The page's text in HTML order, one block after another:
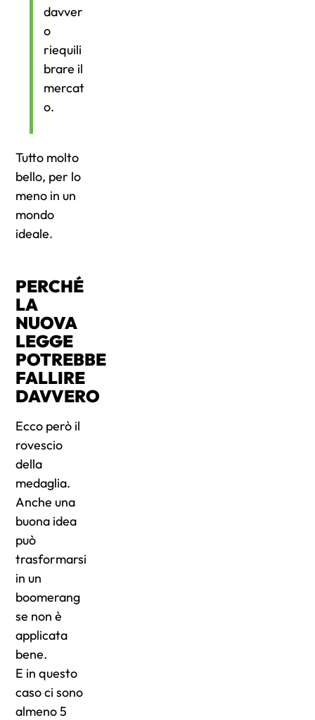
davver
o
riequili
brare il
mercat
o.
Tutto molto
bello, per lo
meno in un
mondo
ideale.
PERCHÉ
LA
NUOVA
LEGGE
POTREBBE
FALLIRE
DAVVERO
Ecco però il
rovescio
della
medaglia.
Anche una
buona idea
può
trasformarsi
in un
boomerang
se non è
applicata
bene.
E in questo
caso ci sono
almeno 5